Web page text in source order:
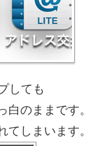
しても
白のままです。
てしまいます。